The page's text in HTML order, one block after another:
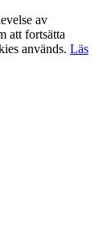
av
att fortsätta
används. Läs